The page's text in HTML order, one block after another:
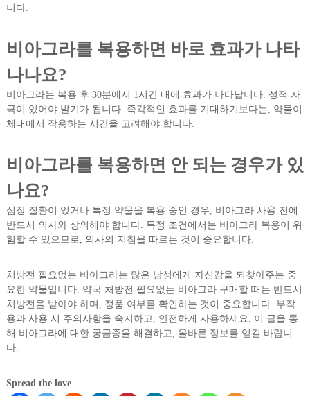
니다.
비아그라를 복용하면 바로 효과가 나타
나나요?
비아그라는 복용 후 30분에서 1시간 내에 효과가 나타납니다. 성적 자
극이 있어야 발기가 됩니다. 즉각적인 효과를 기대하기보다는, 약물이
체내에서 작용하는 시간을 고려해야 합니다.
비아그라를 복용하면 안 되는 경우가 있
나요?
심장 질환이 있거나 특정 약물을 복용 중인 경우, 비아그라 사용 전에
반드시 의사와 상의해야 합니다. 특정 조건에서는 비아그라 복용이 위
험할 수 있으므로, 의사의 지침을 따르는 것이 중요합니다.
처방전 필요없는 비아그라는 많은 남성에게 자신감을 되찾아주는 중
요한 약물입니다. 약국 처방전 필요없는 비아그라 구매할 때는 반드시
처방전을 받아야 하며, 정품 여부를 확인하는 것이 중요합니다. 부작
용과 사용 시 주의사항을 숙지하고, 안전하게 사용하세요. 이 글을 통
해 비아그라에 대한 궁금증을 해결하고, 올바른 정보를 얻길 바랍니
다.
Spread the love